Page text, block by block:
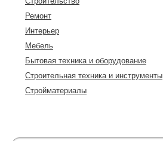
Ремонт
Интерьер
Мебель
Бытовая техника и оборудование
Строительная техника и инструменты
Стройматериалы